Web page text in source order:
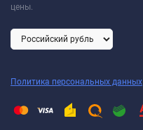
цены.
Политика персональных данных